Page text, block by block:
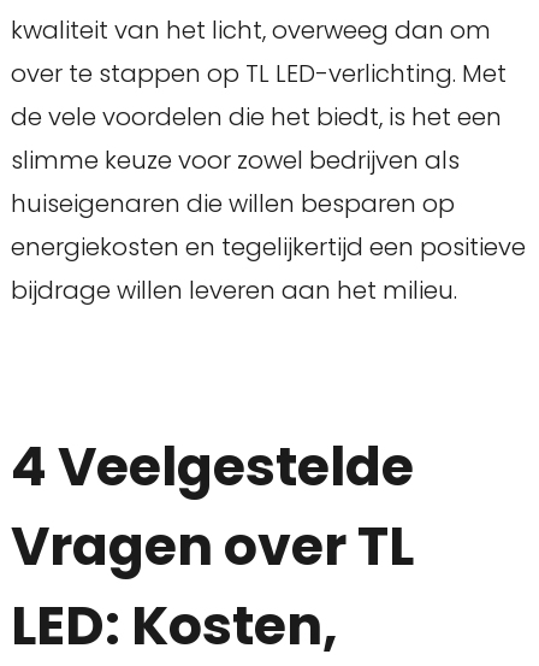
kwaliteit van het licht, overweeg dan om
over te stappen op TL LED-verlichting. Met
de vele voordelen die het biedt, is het een
slimme keuze voor zowel bedrijven als
huiseigenaren die willen besparen op
energiekosten en tegelijkertijd een positieve
bijdrage willen leveren aan het milieu.
4 Veelgestelde
Vragen over TL
LED: Kosten,